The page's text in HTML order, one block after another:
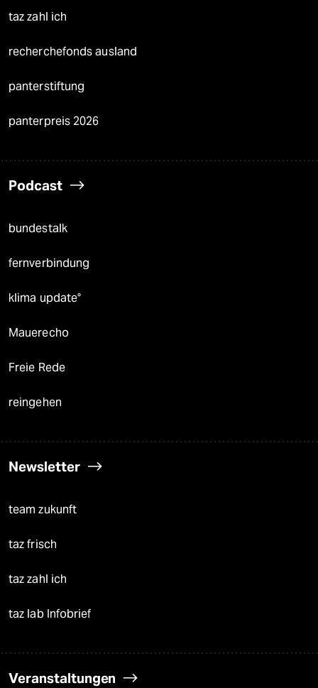
taz zahl ich
recherchefonds ausland
panterstiftung
panterpreis 2026
Podcast
bundestalk
fernverbindung
klima update°
Mauerecho
Freie Rede
reingehen
Newsletter
team zukunft
taz frisch
taz zahl ich
taz lab Infobrief
Veranstaltungen